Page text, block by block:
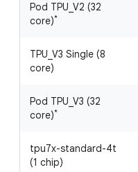
Pod TPU_V2 (32
core)*
TPU_V3 Single (8
core)
Pod TPU_V3 (32
core)*
tpu7x-standard-4t
(1 chip)